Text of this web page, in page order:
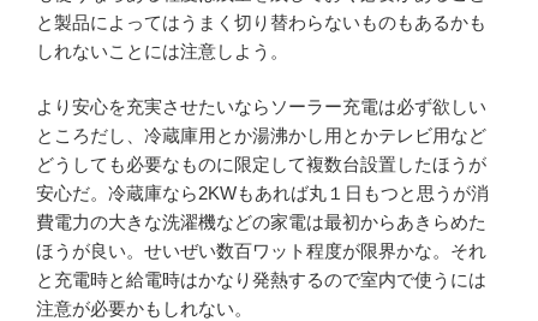
と製品によってはうまく切り替わらないものもあるかも
しれないことには注意しよう。
より安心を充実させたいならソーラー充電は必ず欲しい
ところだし、冷蔵庫用とか湯沸かし用とかテレビ用など
どうしても必要なものに限定して複数台設置したほうが
安心だ。冷蔵庫なら2KWもあれば丸１日もつと思うが消
費電力の大きな洗濯機などの家電は最初からあきらめた
ほうが良い。せいぜい数百ワット程度が限界かな。それ
と充電時と給電時はかなり発熱するので室内で使うには
注意が必要かもしれない。